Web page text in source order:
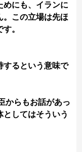
めにも、イランに
。この立場は先ほ
。
するという意味で
からもお話があっ
してはそういう